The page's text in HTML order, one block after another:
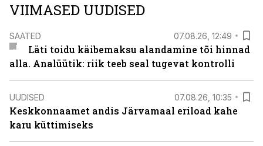
VIIMASED UUDISED
SAATED 07.08.26, 12:49
Läti toidu käibemaksu alandamine tõi hinnad
alla. Analüütik: riik teeb seal tugevat kontrolli
UUDISED 07.08.26, 10:35
Keskkonnaamet andis Järvamaal eriload kahe
karu küttimiseks